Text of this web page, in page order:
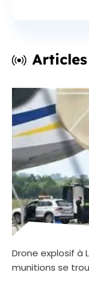
Drone explosif à
munitions se